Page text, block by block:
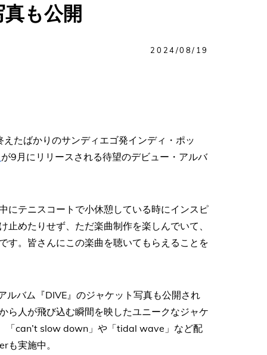
も公開
2024/08/19
たばかりのサンディエゴ発インディ・ポッ
が9月にリリースされる待望のデビュー・アルバ
にテニスコートで小休憩している時にインスピ
めたりせず、ただ楽曲制作を楽しんでいて、
す。皆さんにこの楽曲を聴いてもらえることを
バム『DIVE』のジャケット写真も公開され
ら人が飛び込む瞬間を映したユニークなジャケ
「can’t slow down」や「tidal wave」など配
実施中。